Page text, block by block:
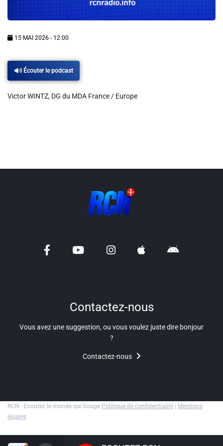
Alerte Méduses 06
Issa Nissa OGC Nice
RCN Soutiens
Vidéos / Clips
Shabbat Project
Département des Alpes Maritimes
15 MAI 2026 - 12:00
Écouter le podcast
Victor WINTZ, DG du MDA France / Europe
Contactez-nous
Vous avez une suggestion, ou vous voulez juste dire bonjour
?
Contactez-nous
RCN - Ecoutez le monde qui bouge Politique de confidentialité | Mentions
légales